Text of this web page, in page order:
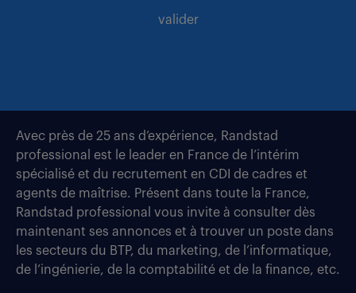
valider
Avec près de 25 ans d’expérience, Randstad
professional est le leader en France de l’intérim
spécialisé et du recrutement en CDI de cadres et
agents de maîtrise. Présent dans toute la France,
Randstad professional vous invite à consulter dès
maintenant ses annonces et à trouver un poste dans
les secteurs du BTP, du marketing, de l’informatique,
de l’ingénierie, de la comptabilité et de la finance, etc.